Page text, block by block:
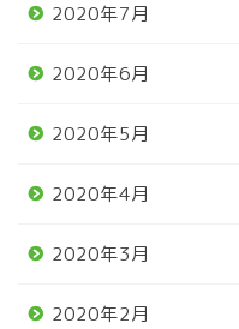
2020年7月
2020年6月
2020年5月
2020年4月
2020年3月
2020年2月